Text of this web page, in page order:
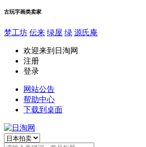
古玩字画类卖家
梦工坊 伝来 绿屋 绿 源氏庵
欢迎来到日淘网
注册
登录
网站公告
帮助中心
下载到桌面